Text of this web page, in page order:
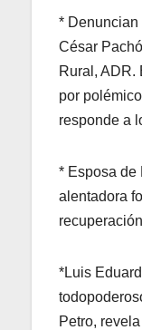
*
César
Rural, ADR.
por
responde a
* Esposa de
alentadora
*Luis
Petro,